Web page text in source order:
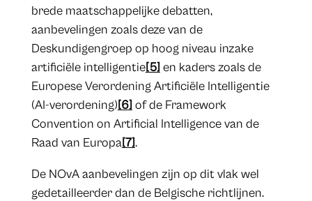
brede maatschappelijke debatten,
aanbevelingen zoals deze van de
Deskundigengroep op hoog niveau inzake
artificiële intelligentie[5] en kaders zoals de
Europese Verordening Artificiële Intelligentie
(AI-verordening)[6] of de Framework
Convention on Artificial Intelligence van de
Raad van Europa[7].
De NOvA aanbevelingen zijn op dit vlak wel
gedetailleerder dan de Belgische richtlijnen.